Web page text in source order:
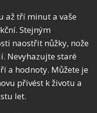
až tří minut a vaše
Stejným
naostřit nůžky, nože
Nevyhazujte staré
a hodnoty. Můžete je
přivést k životu a
let.